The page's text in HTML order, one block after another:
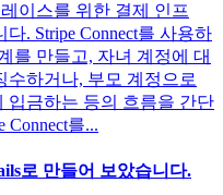
이스를 위한 결제 인프
. Stripe Connect를 사용하
를 만들고, 자녀 계정에 대
수하거나, 부모 계정으로
입금하는 등의 흐름을 간단
Connect를...
로 만들어 보았습니다.